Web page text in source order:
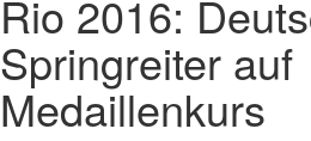
Rio 2016:
Springreiter auf
Medaillenkurs